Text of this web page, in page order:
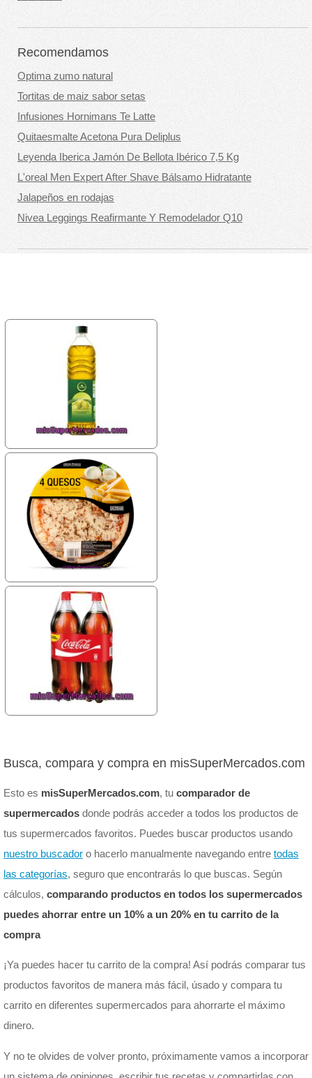
Recomendamos
Optima zumo natural
Tortitas de maiz sabor setas
Infusiones Hornimans Te Latte
Quitaesmalte Acetona Pura Deliplus
Leyenda Iberica Jamón De Bellota Ibérico 7,5 Kg
L'oreal Men Expert After Shave Bálsamo Hidratante
Jalapeños en rodajas
Nivea Leggings Reafirmante Y Remodelador Q10
Busca, compara y compra en misSuperMercados.com
Esto es misSuperMercados.com, tu comparador de
supermercados donde podrás acceder a todos los productos de
tus supermercados favoritos. Puedes buscar productos usando
nuestro buscador o hacerlo manualmente navegando entre todas
las categorías, seguro que encontrarás lo que buscas. Según
cálculos, comparando productos en todos los supermercados
puedes ahorrar entre un 10% a un 20% en tu carrito de la
compra
¡Ya puedes hacer tu carrito de la compra! Así podrás comparar tus
productos favoritos de manera más fácil, úsado y compara tu
carrito en diferentes supermercados para ahorrarte el máximo
dinero.
Y no te olvides de volver pronto, próximamente vamos a incorporar